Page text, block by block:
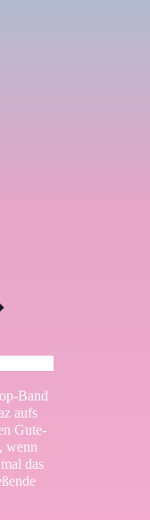
Band
aufs
Gute-
wenn
das